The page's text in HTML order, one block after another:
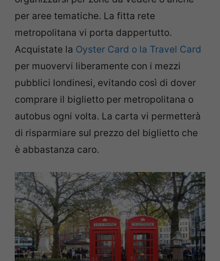
per aree tematiche. La fitta rete
metropolitana vi porta dappertutto.
Acquistate la Oyster Card o la Travel Card
per muovervi liberamente con i mezzi
pubblici londinesi, evitando così di dover
comprare il biglietto per metropolitana o
autobus ogni volta. La carta vi permetterà
di risparmiare sul prezzo del biglietto che
è abbastanza caro.